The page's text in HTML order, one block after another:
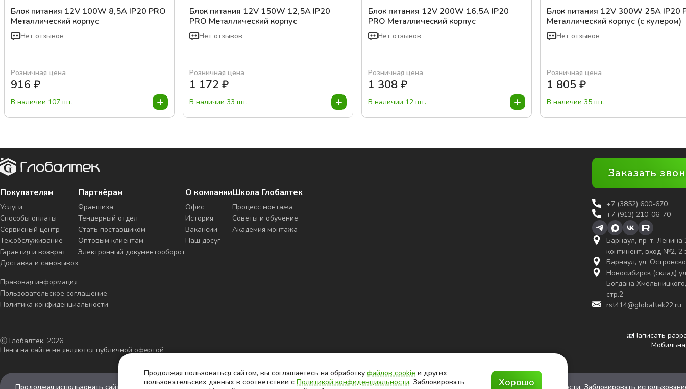
Блок питания 12V 100W 8,5A IP20 PRO
Металлический корпус
Нет отзывов
Розничная цена
916 ₽
В наличии 107 шт.
Блок питания 12V 150W 12,5A IP20
PRO Металлический корпус
Нет отзывов
Розничная цена
1 172 ₽
В наличии 33 шт.
Блок питания 12V 200W 16,5A IP20
PRO Металлический корпус
Нет отзывов
Розничная цена
1 308 ₽
В наличии 12 шт.
Блок питания 12V 300W 25A IP20
Металлический корпус (с кулером)
Нет отзывов
Розничная цена
1 805 ₽
В наличии 35 шт.
Покупателям
Услуги
Способы оплаты
Сервисный центр
Тех.обслуживание
Гарантия и возврат
Доставка и самовывоз
Партнёрам
Франшиза
Тендерный отдел
Стать поставщиком
Оптовым клиентам
Электронный документооборот
О компании
Офис
История
Вакансии
Наш досуг
Школа Глобалтек
Процесс монтажа
Советы и обучение
Академия монтажа
Правовая информация
Пользовательское соглашение
Политика конфиденциальности
Заказать
+7 (3852) 600-670
+7 (913) 210-06-70
Барнаул, пр-т. Ленина
континент, вход №2, 2
Барнаул, ул.
Новосибирск (склад)
Богдана
стр.2
rst414@globaltek22.ru
ⓒ Глобалтек, 2026
Цены на сайте не являются публичной офертой
Написать
Продолжая пользоваться сайтом, вы соглашаетесь на обработку файлов cookie и других
пользовательских данных в соответствии с Политикой конфиденциальности. Заблокировать
Хорошо